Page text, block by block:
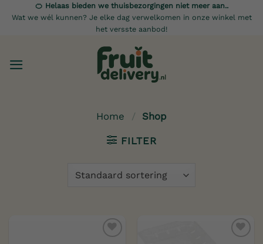
naar
🍊 Helaas bieden we thuisbezorgingen niet meer aan..
Wat we wél kunnen? Je elke dag verwelkomen in onze winkel met
het versste aanbod!
Home / Shop
FILTER